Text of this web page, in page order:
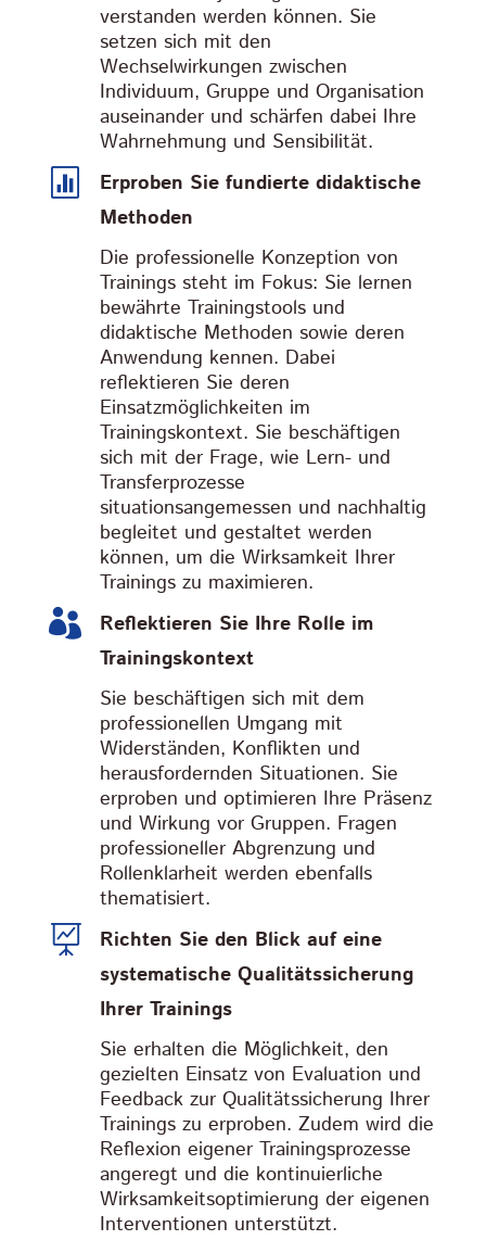
verstanden werden können. Sie
setzen sich mit den
Wechselwirkungen zwischen
Individuum, Gruppe und Organisation
auseinander und schärfen dabei Ihre
Wahrnehmung und Sensibilität.

Erproben Sie fundierte didaktische
Methoden
Die professionelle Konzeption von
Trainings steht im Fokus: Sie lernen
bewährte Trainingstools und
didaktische Methoden sowie deren
Anwendung kennen. Dabei
reflektieren Sie deren
Einsatzmöglichkeiten im
Trainingskontext. Sie beschäftigen
sich mit der Frage, wie Lern- und
Transferprozesse
situationsangemessen und nachhaltig
begleitet und gestaltet werden
können, um die Wirksamkeit Ihrer
Trainings zu maximieren.

Reflektieren Sie Ihre Rolle im
Trainingskontext
Sie beschäftigen sich mit dem
professionellen Umgang mit
Widerständen, Konflikten und
herausfordernden Situationen. Sie
erproben und optimieren Ihre Präsenz
und Wirkung vor Gruppen. Fragen
professioneller Abgrenzung und
Rollenklarheit werden ebenfalls
thematisiert.

Richten Sie den Blick auf eine
systematische Qualitätssicherung
Ihrer Trainings
Sie erhalten die Möglichkeit, den
gezielten Einsatz von Evaluation und
Feedback zur Qualitätssicherung Ihrer
Trainings zu erproben. Zudem wird die
Reflexion eigener Trainingsprozesse
angeregt und die kontinuierliche
Wirksamkeitsoptimierung der eigenen
Interventionen unterstützt.